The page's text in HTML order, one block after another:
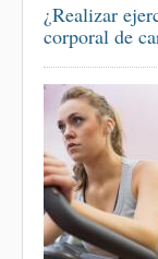
¿Realizar
corporal de